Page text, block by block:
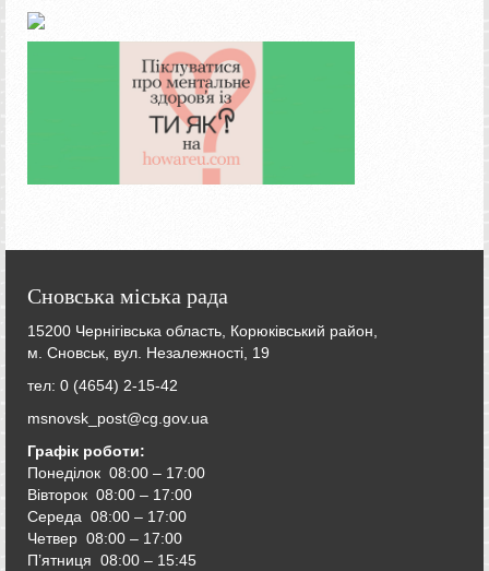
Сновська міська рада
15200 Чернігівська область, Корюківський район,
м. Сновськ, вул. Незалежності, 19
тел: 0 (4654) 2-15-42
msnovsk_post@cg.gov.ua
Графік роботи:
Понеділок 08:00 – 17:00
Вівторок 08:00 – 17:00
Середа 08:00 – 17:00
Четвер 08:00 – 17:00
П’ятниця 08:00 – 15:45